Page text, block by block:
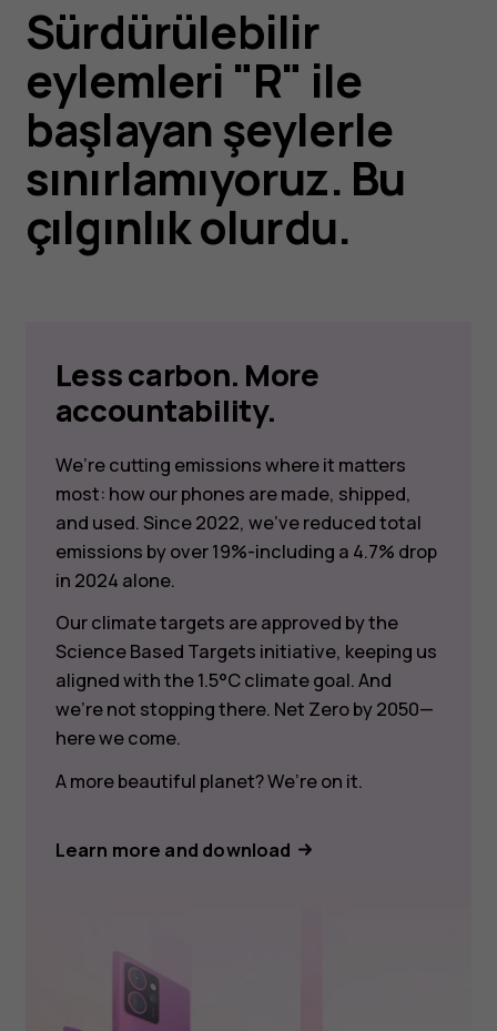
Sürdürülebilir
eylemleri "R" ile
başlayan şeylerle
sınırlamıyoruz. Bu
çılgınlık olurdu.
Less carbon. More
accountability.
We’re cutting emissions where it matters
most: how our phones are made, shipped,
and used. Since 2022, we’ve reduced total
emissions by over 19%-including a 4.7% drop
in 2024 alone.
Our climate targets are approved by the
Science Based Targets initiative, keeping us
aligned with the 1.5°C climate goal. And
we’re not stopping there. Net Zero by 2050—
here we come.
A more beautiful planet? We’re on it.
Learn more and download